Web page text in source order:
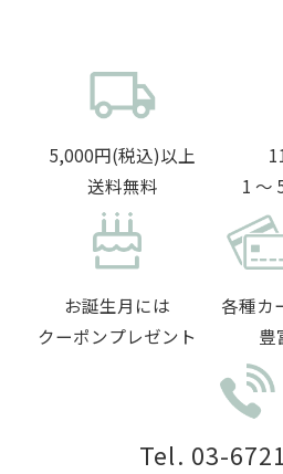
5,000円(税込)以上
送料無料
1 〜
お誕生月には
クーポンプレゼント
各種カ
豊
Tel. 03-